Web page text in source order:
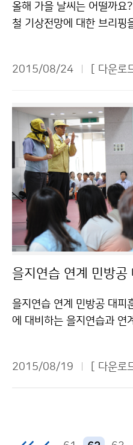
올해 가을 날씨는 어떨까
철 기상전망에 대한 브리핑
으로 보았습니다. 강수량은
2015/08/24 [ 다운로
을지연습 연계 민방공
을지연습 연계 민방공 대피
에 대비하는 을지연습과 연
행동하는 등 적극적으로 훈
2015/08/19 [ 다운로